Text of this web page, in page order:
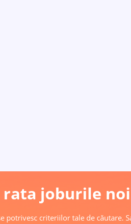
rata joburile
potrivesc criteriilor tale de căutare.